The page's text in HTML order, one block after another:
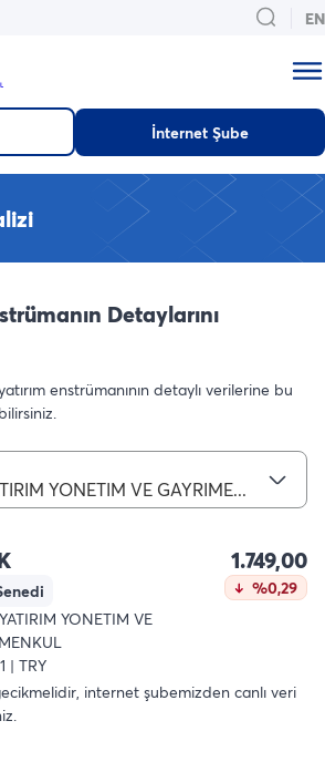
EN
İnternet Şube
Detaylarını
enstrümanının detaylı verilerine bu
UFUK - UFUK YATIRIM YONETIM VE GAYRIMENKUL
YONETIM VE
1.749,00
%0,29
| TRY
internet şubemizden canlı veri